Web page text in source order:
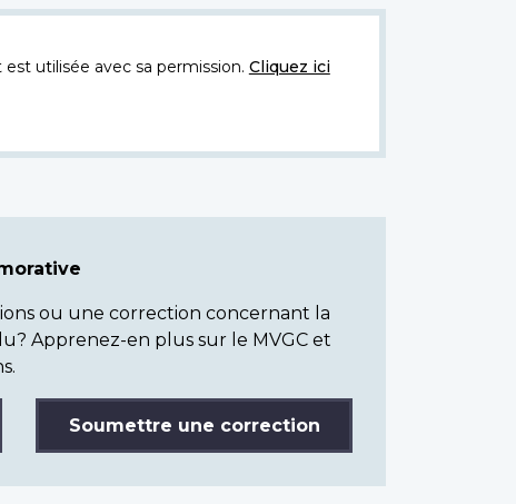
utilisée avec sa permission. Cliquez ici
ou une correction concernant la
Apprenez-en plus sur le MVGC et
Soumettre une correction